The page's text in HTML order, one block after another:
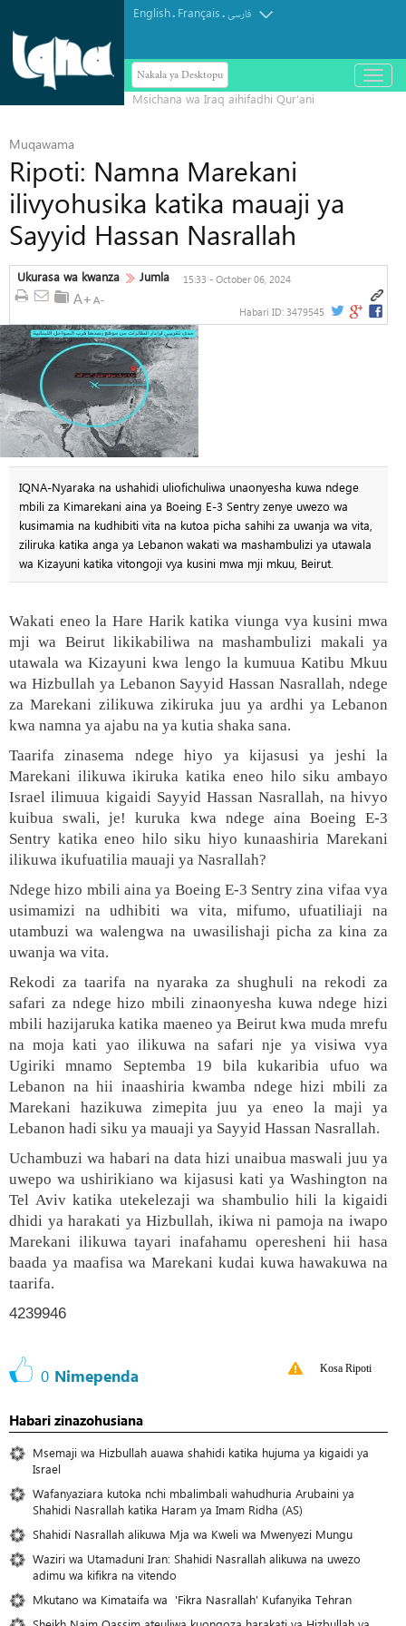
English. Français.فارسی
Nakala ya Desktopu
باز
و
Muqawama
Ripoti: Namna Marekani
ilivyohusika katika mauaji ya
Sayyid Hassan Nasrallah
Ukurasa wa kwanza Jumla 15:33 - October 06, 2024
Habari ID: 3479545
IQNA-Nyaraka na ushahidi uliofichuliwa unaonyesha kuwa ndege
mbili za Kimarekani aina ya Boeing E-3 Sentry zenye uwezo wa
kusimamia na kudhibiti vita na kutoa picha sahihi za uwanja wa vita,
ziliruka katika anga ya Lebanon wakati wa mashambulizi ya utawala
wa Kizayuni katika vitongoji vya kusini mwa mji mkuu, Beirut.
Wakati eneo la Hare Harik katika viunga vya kusini mwa
mji wa Beirut likikabiliwa na mashambulizi makali ya
utawala wa Kizayuni kwa lengo la kumuua Katibu Mkuu
wa Hizbullah ya Lebanon Sayyid Hassan Nasrallah, ndege
za Marekani zilikuwa zikiruka juu ya ardhi ya Lebanon
kwa namna ya ajabu na ya kutia shaka sana.
Taarifa zinasema ndege hiyo ya kijasusi ya jeshi la
Marekani ilikuwa ikiruka katika eneo hilo siku ambayo
Israel ilimuua kigaidi Sayyid Hassan Nasrallah, na hivyo
kuibua swali, je! kuruka kwa ndege aina Boeing E-3
Sentry katika eneo hilo siku hiyo kunaashiria Marekani
ilikuwa ikufuatilia mauaji ya Nasrallah?
Ndege hizo mbili aina ya Boeing E-3 Sentry zina vifaa vya
usimamizi na udhibiti wa vita, mifumo, ufuatiliaji na
utambuzi wa walengwa na uwasilishaji picha za kina za
uwanja wa vita.
Rekodi za taarifa na nyaraka za shughuli na rekodi za
safari za ndege hizo mbili zinaonyesha kuwa ndege hizi
mbili hazijaruka katika maeneo ya Beirut kwa muda mrefu
na moja kati yao ilikuwa na safari nje ya visiwa vya
Ugiriki mnamo Septemba 19 bila kukaribia ufuo wa
Lebanon na hii inaashiria kwamba ndege hizi mbili za
Marekani hazikuwa zimepita juu ya eneo la maji ya
Lebanon hadi siku ya mauaji ya Sayyid Hassan Nasrallah.
Uchambuzi wa habari na data hizi unaibua maswali juu ya
uwepo wa ushirikiano wa kijasusi kati ya Washington na
Tel Aviv katika utekelezaji wa shambulio hili la kigaidi
dhidi ya harakati ya Hizbullah, ikiwa ni pamoja na iwapo
Marekani ilikuwa tayari inafahamu operesheni hii hasa
baada ya maafisa wa Marekani kudai kuwa hawakuwa na
taarifa.
4239946
0 Nimependa Kosa Ripoti
Habari zinazohusiana
Msemaji wa Hizbullah auawa shahidi katika hujuma ya kigaidi ya
Israel
Wafanyaziara kutoka nchi mbalimbali wahudhuria Arubaini ya
Shahidi Nasrallah katika Haram ya Imam Ridha (AS)
Shahidi Nasrallah alikuwa Mja wa Kweli wa Mwenyezi Mungu
Waziri wa Utamaduni Iran: Shahidi Nasrallah alikuwa na uwezo
adimu wa kifikra na vitendo
Mkutano wa Kimataifa wa 'Fikra Nasrallah' Kufanyika Tehran